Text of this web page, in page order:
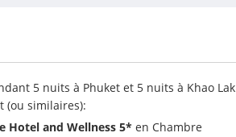
5 nuits à Phuket et 5 nuits à Khao Lak
(ou similaires):
Hotel and Wellness 5* en Chambre